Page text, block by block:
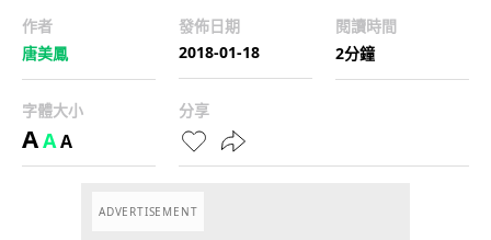
作者
唐美鳳
發佈日期
2018-01-18
閱讀時間
2分鐘
字體大小
AAA
分享
ADVERTISEMENT